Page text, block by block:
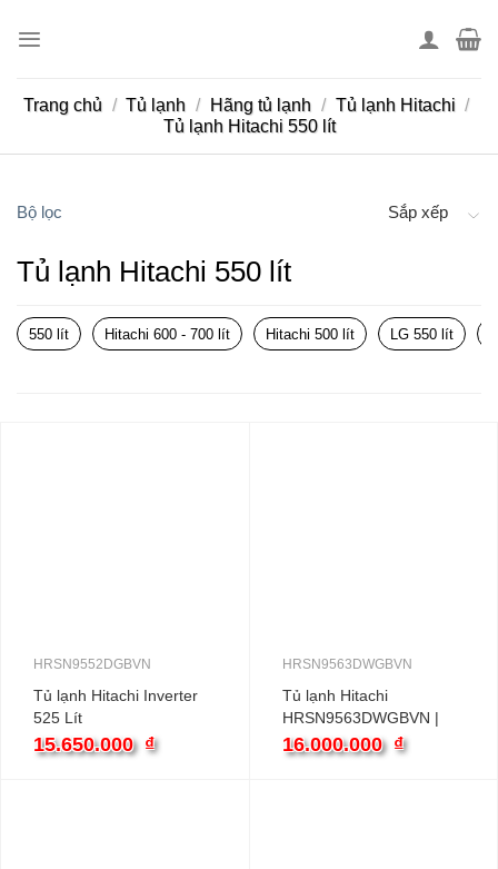
Trang chủ / Tủ lạnh / Hãng tủ lạnh / Tủ lạnh Hitachi /
Tủ lạnh Hitachi 550 lít
Bộ lọc Sắp xếp
Tủ lạnh Hitachi 550 lít
550 lít Hitachi 600 - 700 lít Hitachi 500 lít LG 550 lít
HRSN9552DGBVN
Tủ lạnh Hitachi Inverter
525 Lít
HRSN9552DGBVN
15.650.000 ₫
HRSN9563DWGBVN
Tủ lạnh Hitachi
HRSN9563DWGBVN |
560L 2 cánh inverter
16.000.000 ₫